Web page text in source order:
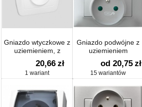
Gniazdo wtyczkowe z
uziemieniem, z
przesłonami torów
prądowych
20,66 zł
1 wariant
Gniazdo podwójne z
uziemieniem
od 20,75 zł
15 wariantów